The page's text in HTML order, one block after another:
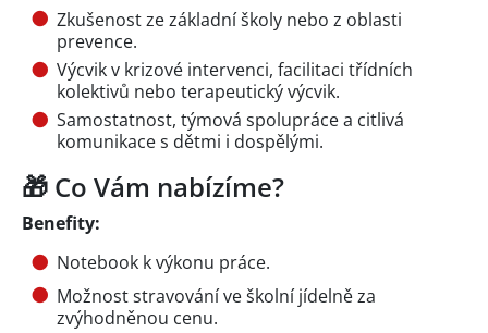
Zkušenost ze základní školy nebo z oblasti
prevence.
Výcvik v krizové intervenci, facilitaci třídních
kolektivů nebo terapeutický výcvik.
Samostatnost, týmová spolupráce a citlivá
komunikace s dětmi i dospělými.
🎁 Co Vám nabízíme?
Benefity:
Notebook k výkonu práce.
Možnost stravování ve školní jídelně za
zvýhodněnou cenu.